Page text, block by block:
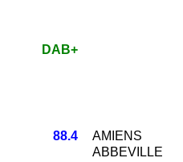
DAB+
88.4
AMIENS
ABBEVILLE